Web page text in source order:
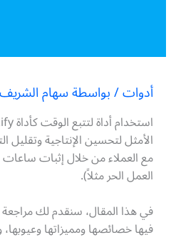
أدوات/ بواسطةسهام الشريف
الأمثل لتحسين الإنتاجية وتقليل
مع العملاء من خلال إثبات
العمل الحر مثلاً).
فيها خصائصها ومميزاتها